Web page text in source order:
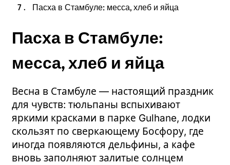
Пасха в Стамбуле: месса, хлеб и яйца
Пасха в Стамбуле:
месса, хлеб и яйца
Весна в Стамбуле — настоящий праздник
для чувств: тюльпаны вспыхивают
яркими красками в парке Gulhane, лодки
скользят по сверкающему Босфору, где
иногда появляются дельфины, а кафе
вновь заполняют залитые солнцем